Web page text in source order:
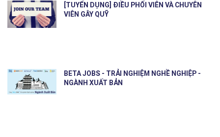
[TUYỂN DỤNG] ĐIỀU PHỐI VIÊN VÀ CHUYÊN
VIÊN GÂY QUỸ
BETA JOBS - TRẢI NGHIỆM NGHỀ NGHIỆP -
NGÀNH XUẤT BẢN